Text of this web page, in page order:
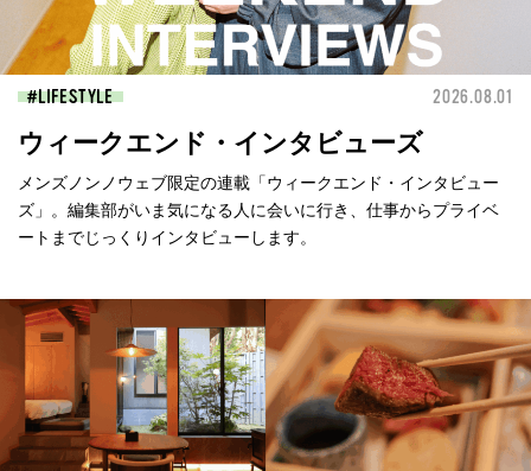
LIFESTYLE 2026.08.01
ウィークエンド・インタビューズ
メンズノンノウェブ限定の連載「ウィークエンド・インタビュー
ズ」。編集部がいま気になる人に会いに行き、仕事からプライベ
ートまでじっくりインタビューします。